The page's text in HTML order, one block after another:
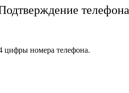
телефона
цифры номера телефона.